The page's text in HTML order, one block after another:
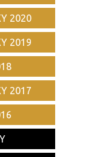
2020
2019
2017